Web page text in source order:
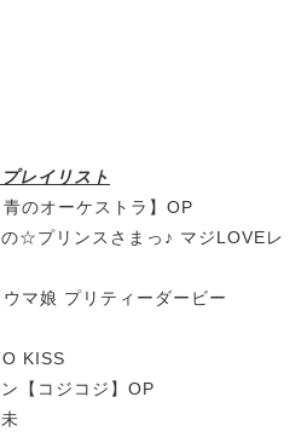
レイリスト
のオーケストラ】OP
☆プリンスさまっ♪ マジLOVEレ
マ娘 プリティーダービー
KISS
【コジコジ】OP